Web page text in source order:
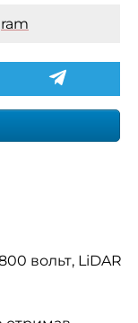
вольт, LiDAR